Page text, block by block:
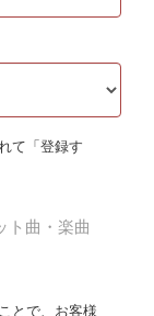
て「登録す
ト曲・楽曲
とで、お客様